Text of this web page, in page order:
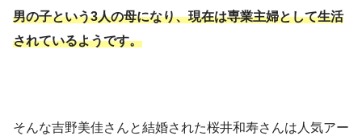
男の子という3人の母になり、現在は専業主婦として生活
されているようです。
そんな吉野美佳さんと結婚された桜井和寿さんは人気アー